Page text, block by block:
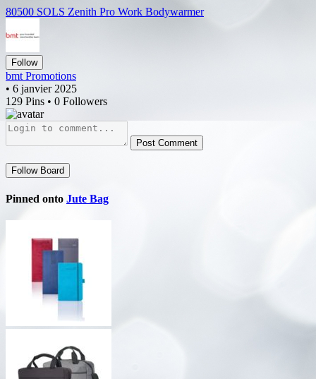
80500 SOLS Zenith Pro Work Bodywarmer
Follow
bmt Promotions
• 6 janvier 2025
129 Pins • 0 Followers
Post Comment
Follow Board
Pinned onto Jute Bag